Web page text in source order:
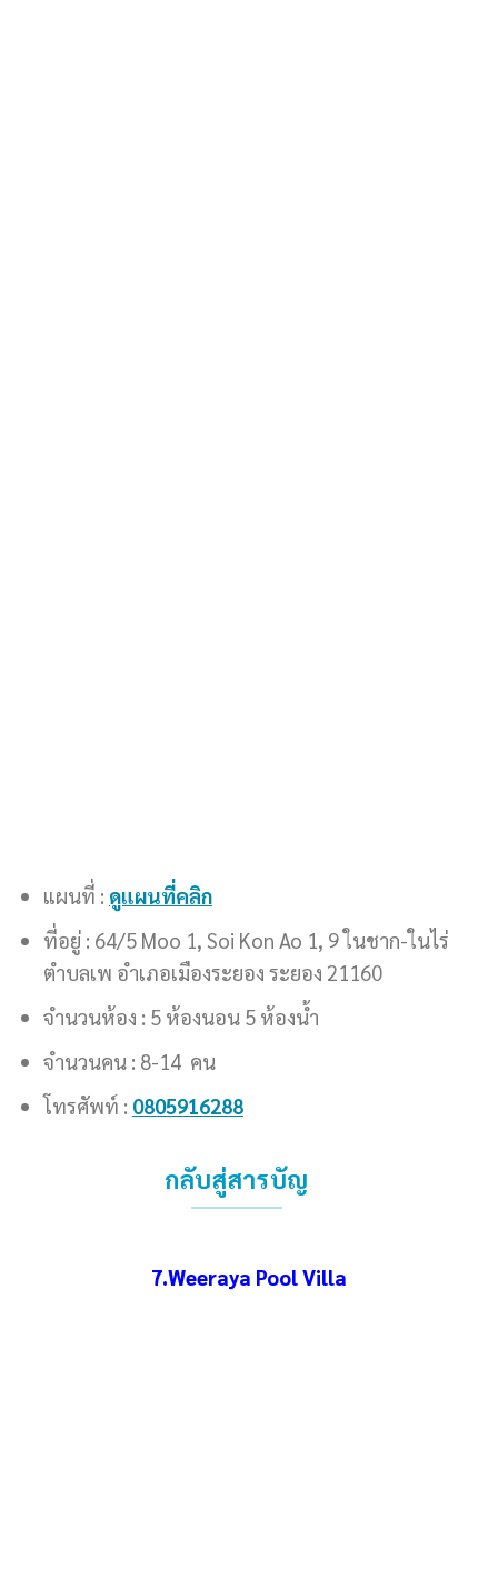
แผนที่ : ดูแผนที่คลิก
ที่อยู่ : 64/5 Moo 1, Soi Kon Ao 1, 9 ในชาก-ในไร่
ตำบลเพ อำเภอเมืองระยอง ระยอง 21160
จำนวนห้อง : 5 ห้องนอน 5 ห้องน้ำ
จำนวนคน : 8-14 คน
โทรศัพท์ : 0805916288
กลับสู่สารบัญ
7.Weeraya Pool Villa